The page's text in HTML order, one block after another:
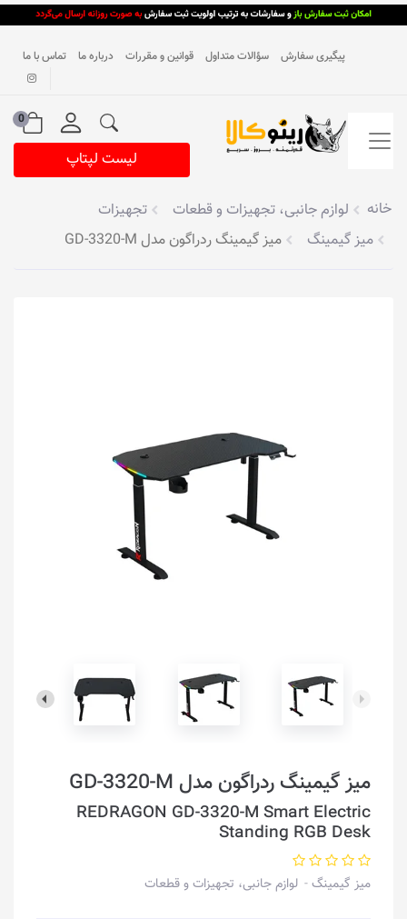
پیگیری سفارش سؤالات متداول قوانین و مقررات درباره ما تماس با ما
0
لیست لپتاپ
خانه لوازم جانبی، تجهیزات و قطعات
تجهیزات
میز گیمینگ
میز گیمینگ ردراگون مدل GD-3320-M
میز گیمینگ ردراگون مدل GD-3320-M
REDRAGON GD-3320-M Smart Electric
Standing RGB Desk
میز گیمینگ لوازم جانبی، تجهیزات و قطعات